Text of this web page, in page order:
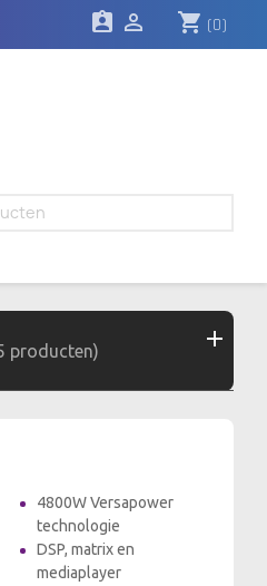
shopping_cart (0)
assignment_ind 
producten)
4800W Versapower
technologie
DSP, matrix en
mediaplayer